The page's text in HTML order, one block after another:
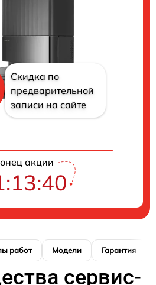
Скидка по
предварительной
записи на сайте
акции
работ Модели Гарантия
сервис-